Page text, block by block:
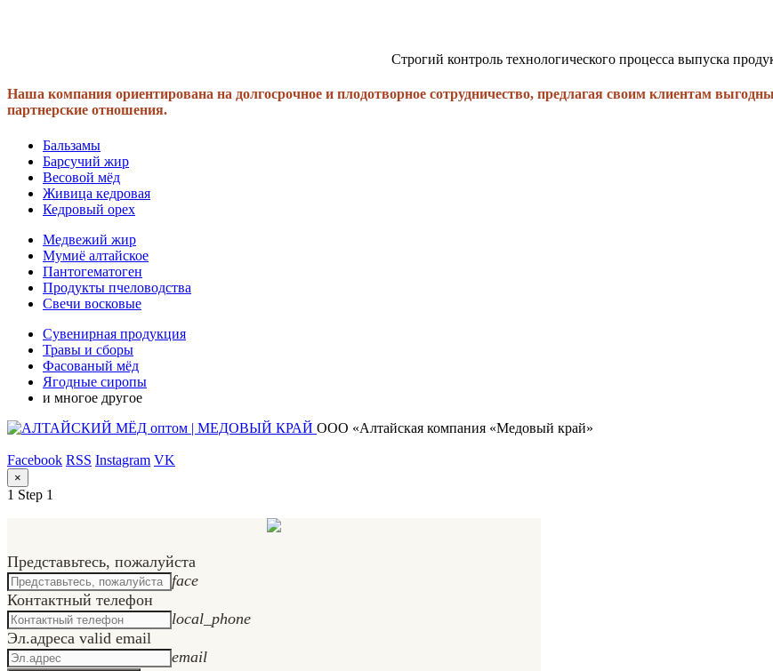
Строгий контроль технологического процесса выпуска
Наша компания ориентирована на долгосрочное и плодотворное сотрудничество, предлагая своим клиентам
партнерские отношения.
Бальзамы
Барсучий жир
Весовой мёд
Живица кедровая
Кедровый орех
Медвежий жир
Мумиё алтайское
Пантогематоген
Продукты пчеловодства
Свечи восковые
Сувенирная продукция
Травы и сборы
Фасованый мёд
Ягодные сиропы
и многое другое
ООО «Алтайская компания «Медовый край»
Facebook RSS Instagram VK
×
1 Step 1
Представьтесь, пожалуйста
face
Контактный телефон
local_phone
Эл.адресa valid email
email